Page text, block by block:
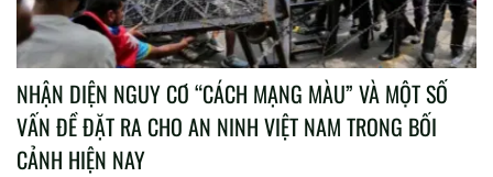
NHẬN DIỆN NGUY CƠ “CÁCH MẠNG MÀU” VÀ MỘT SỐ
VẤN ĐỀ ĐẶT RA CHO AN NINH VIỆT NAM TRONG BỐI
CẢNH HIỆN NAY